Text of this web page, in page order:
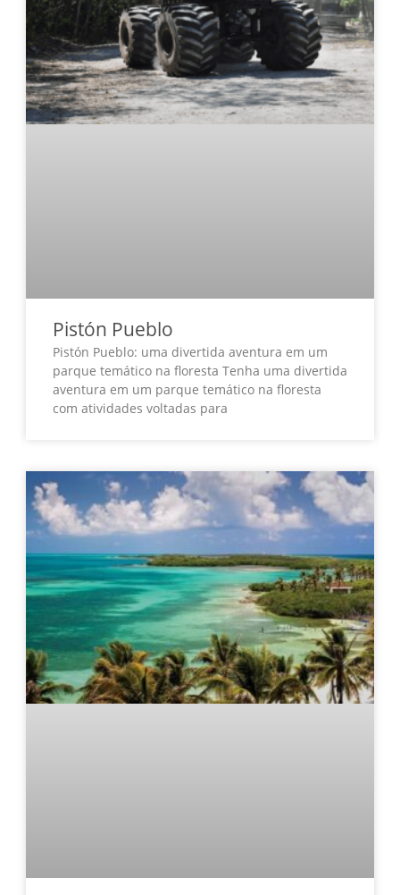
Pistón Pueblo
Pistón Pueblo: uma divertida aventura em um
parque temático na floresta Tenha uma divertida
aventura em um parque temático na floresta
com atividades voltadas para